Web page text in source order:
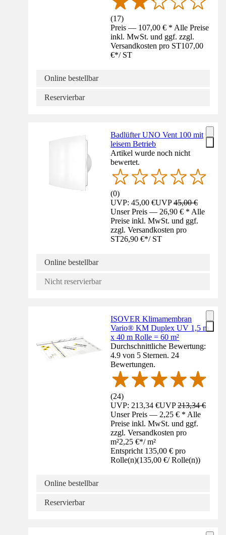
(17)
Preis — 107,00 € * Alle Preise
inkl. MwSt. und ggf. zzgl.
Versandkosten pro ST107,00
€*/ ST
Online bestellbar
Reservierbar
Badlüfter UNO Vent 100 mit
leisem Betrieb
Artikel wurde noch nicht
bewertet.
(0)
UVP: 45,00 €UVP45,00 €
Unser Preis — 26,90 € * Alle
Preise inkl. MwSt. und ggf.
zzgl. Versandkosten pro
ST26,90 €*/ ST
Online bestellbar
Nicht reservierbar
ISOVER Klimamembran
Vario® KM Duplex UV 1,5 m
x 40 m Rolle = 60 m²
Durchschnittliche Bewertung:
4.9 von 5 Sternen. 24
Bewertungen.
(24)
UVP: 213,34 €UVP213,34 €
Unser Preis — 2,25 € * Alle
Preise inkl. MwSt. und ggf.
zzgl. Versandkosten pro
m²2,25 €*/ m²
Entspricht 135,00 € pro
Rolle(n)(135,00 €/ Rolle(n))
Online bestellbar
Reservierbar